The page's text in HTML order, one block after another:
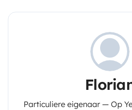
Particuliere eigenaar — Op